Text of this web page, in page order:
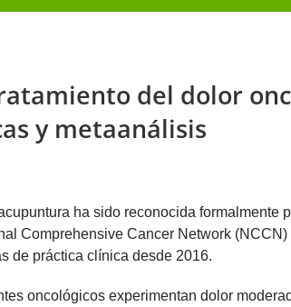
del dolor
y metaanálisis
ha sido reconocida formalmente
Comprehensive Cancer Network
de práctica clínica desde 2016.
oncológicos experimentan dolor